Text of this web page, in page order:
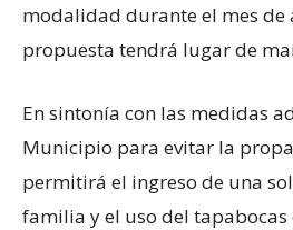
modalidad durante el mes de
propuesta tendrá lugar de
En sintonía con las medidas
Municipio para evitar la
permitirá el ingreso de una
familia y el uso del tapabocas